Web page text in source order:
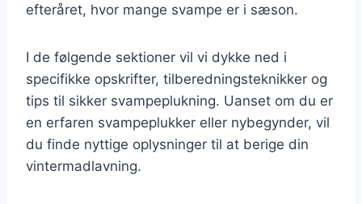
efteråret, hvor mange svampe er i sæson.
I de følgende sektioner vil vi dykke ned i
specifikke opskrifter, tilberedningsteknikker og
tips til sikker svampeplukning. Uanset om du er
en erfaren svampeplukker eller nybegynder, vil
du finde nyttige oplysninger til at berige din
vintermadlavning.